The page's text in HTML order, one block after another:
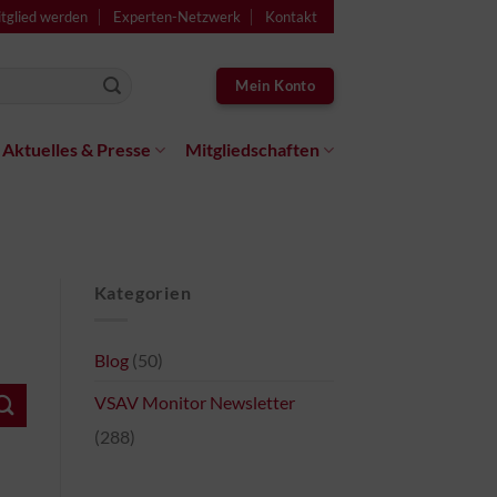
werden Experten-Netzwerk Kontakt
Mein Konto
Aktuelles & Presse Mitgliedschaften
Kategorien
Blog(50)
VSAV Monitor Newsletter
(288)